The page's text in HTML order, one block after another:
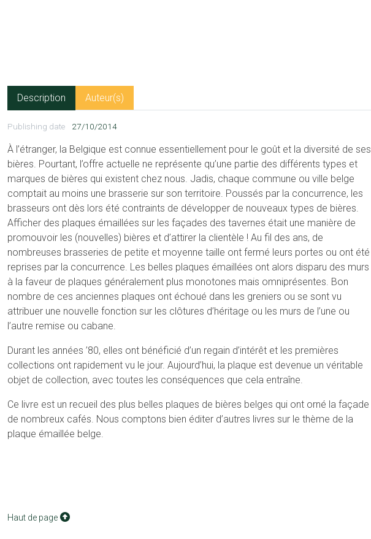
Description Auteur(s)
Publishing date 27/10/2014
À l’étranger, la Belgique est connue essentiellement pour le goût et la diversité de ses
bières. Pourtant, l’offre actuelle ne représente qu’une partie des différents types et
marques de bières qui existent chez nous. Jadis, chaque commune ou ville belge
comptait au moins une brasserie sur son territoire. Poussés par la concurrence, les
brasseurs ont dès lors été contraints de développer de nouveaux types de bières.
Afficher des plaques émaillées sur les façades des tavernes était une manière de
promouvoir les (nouvelles) bières et d’attirer la clientèle ! Au fil des ans, de
nombreuses brasseries de petite et moyenne taille ont fermé leurs portes ou ont été
reprises par la concurrence. Les belles plaques émaillées ont alors disparu des murs
à la faveur de plaques généralement plus monotones mais omniprésentes. Bon
nombre de ces anciennes plaques ont échoué dans les greniers ou se sont vu
attribuer une nouvelle fonction sur les clôtures d’héritage ou les murs de l’une ou
l’autre remise ou cabane.
Durant les années ’80, elles ont bénéficié d’un regain d’intérêt et les premières
collections ont rapidement vu le jour. Aujourd’hui, la plaque est devenue un véritable
objet de collection, avec toutes les conséquences que cela entraîne.
Ce livre est un recueil des plus belles plaques de bières belges qui ont orné la façade
de nombreux cafés. Nous comptons bien éditer d’autres livres sur le thème de la
plaque émaillée belge.
Haut de page